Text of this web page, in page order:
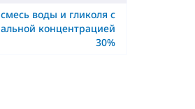
воды и гликоля с
концентрацией
30%